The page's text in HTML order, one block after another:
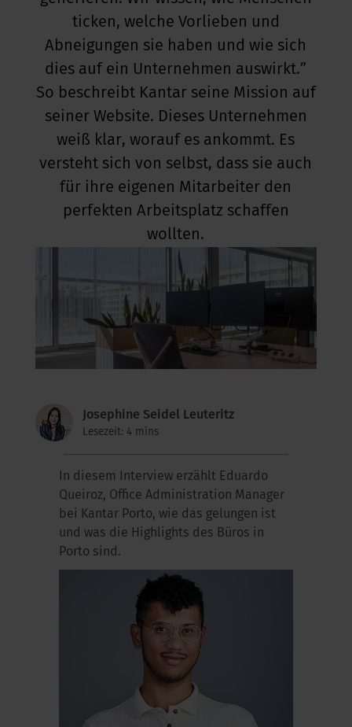
ticken, welche Vorlieben und
Abneigungen sie haben und wie sich
dies auf ein Unternehmen auswirkt.”
So beschreibt Kantar seine Mission auf
seiner Website. Dieses Unternehmen
weiß klar, worauf es ankommt. Es
versteht sich von selbst, dass sie auch
für ihre eigenen Mitarbeiter den
perfekten Arbeitsplatz schaffen
wollten.
Josephine Seidel Leuteritz
Lesezeit: 4 mins
In diesem Interview erzählt Eduardo
Queiroz, Office Administration Manager
bei Kantar Porto, wie das gelungen ist
und was die Highlights des Büros in
Porto sind.